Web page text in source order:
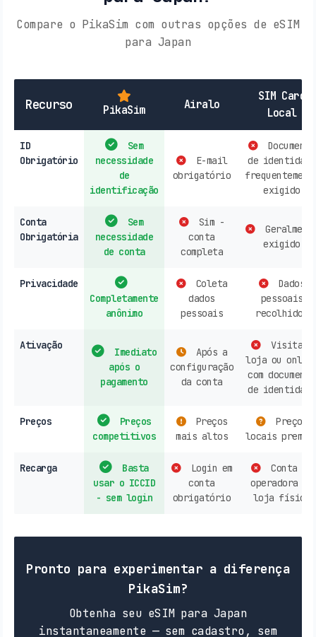
Compare o PikaSim com outras opções de eSIM
para Japan
Recurso PikaSim Airalo
SIM Card
Local
ID
Obrigatório
Sem
necessidade
de
identificação
E-mail
obrigatório
Documento
de identidade
exigido
Conta
Obrigatória
Sem
necessidade
de conta
Sim -
conta
completa
exigido
Privacidade
Completamente
anônimo
Coleta
dados
pessoais
Dados
pessoais
recolhidos
Ativação
Imediato
após o
pagamento
Após a
configuração
da conta
Visita à
loja ou
com documento
de identidade
Preços
Preços
competitivos
Preços
mais altos
Preços
locais
Recarga
Basta
usar o ICCID
- sem login
Login em
conta
obrigatório
Conta de
operadora ou
loja física
Pronto para experimentar a diferença
PikaSim?
Obtenha seu eSIM para Japan
instantaneamente — sem cadastro, sem